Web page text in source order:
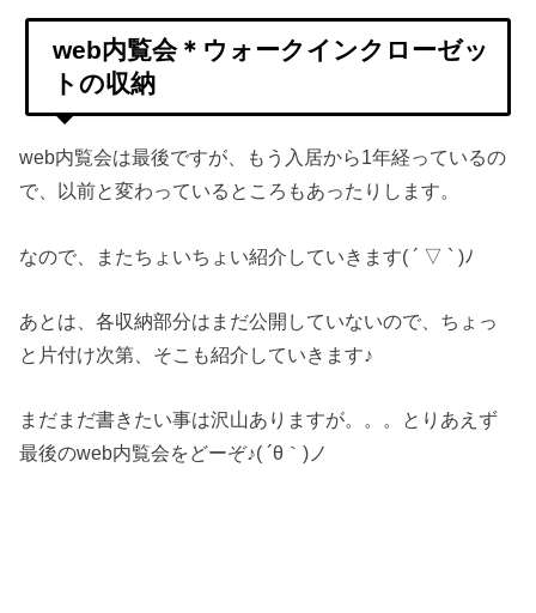
web内覧会＊ウォークインクローゼッ
トの収納
web内覧会は最後ですが、もう入居から1年経っているの
で、以前と変わっているところもあったりします。
なので、またちょいちょい紹介していきます( ´ ▽ ` )ﾉ
あとは、各収納部分はまだ公開していないので、ちょっ
と片付け次第、そこも紹介していきます♪
まだまだ書きたい事は沢山ありますが。。。とりあえず
最後のweb内覧会をどーぞ♪( ´θ｀)ノ